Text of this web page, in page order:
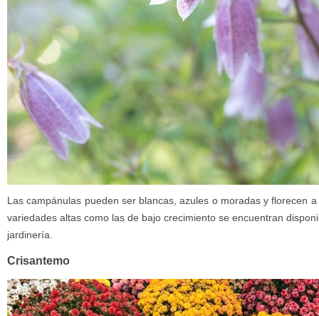
Las campánulas pueden ser blancas, azules o moradas y florecen
variedades altas como las de bajo crecimiento se encuentran
jardinería.
Crisantemo